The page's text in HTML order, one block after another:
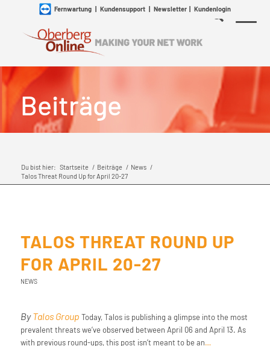
Fernwartung| Kundensupport| Newsletter| Kundenlogin
Beiträge
Du bist hier: Startseite / Beiträge / News /
Talos Threat Round Up for April 20-27
TALOS THREAT ROUND UP
FOR APRIL 20-27
NEWS
ByTalos Group Today, Talos is publishing a glimpse into the most
prevalent threats we’ve observed between April 06 and April 13. As
with previous round-ups, this post isn’t meant to be an…